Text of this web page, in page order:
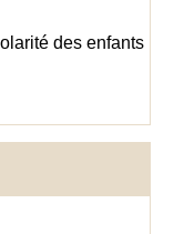
des enfants